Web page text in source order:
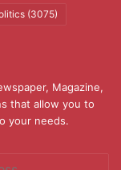
(3075)
Magazine,
that allow you to
your needs.